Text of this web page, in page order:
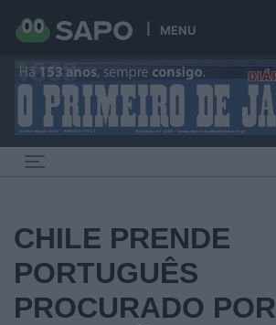
MENU
CHILE PRENDE
PORTUGUÊS
PROCURADO POR